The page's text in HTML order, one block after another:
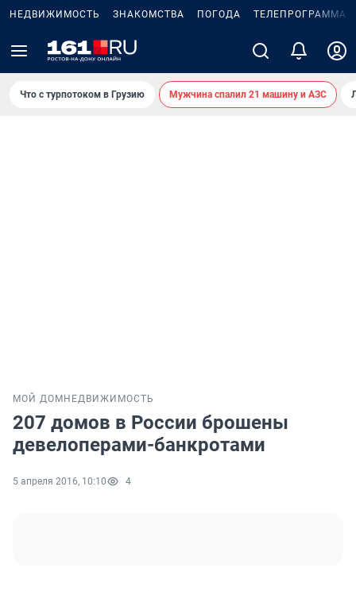
НЕДВИЖИМОСТЬ ЗНАКОМСТВА ПОГОДА ТЕЛЕПРОГРАММА
Что с турпотоком в Грузию Мужчина спалил 21 машину и АЗС
МОЙ ДОМ НЕДВИЖИМОСТЬ
207 домов в России брошены
девелоперами-банкротами
5 апреля 2016, 10:10 4